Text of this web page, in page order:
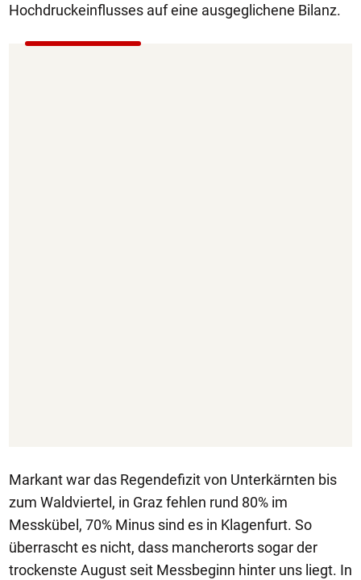
Hochdruckeinflusses auf eine ausgeglichene Bilanz.
Markant war das Regendefizit von Unterkärnten bis
zum Waldviertel, in Graz fehlen rund 80% im
Messkübel, 70% Minus sind es in Klagenfurt. So
überrascht es nicht, dass mancherorts sogar der
trockenste August seit Messbeginn hinter uns liegt. In